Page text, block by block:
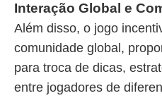
Interação Global e
Além disso, o jogo
comunidade global,
para troca de dicas,
entre jogadores de